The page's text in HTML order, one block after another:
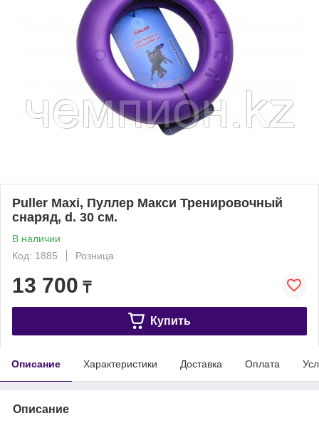
Puller Maxi, Пуллер Макси Тренировочный
снаряд, d. 30 см.
В наличии
Код: 1885
Розница
13 700 ₸
Купить
Описание Характеристики Доставка Оплата
Описание